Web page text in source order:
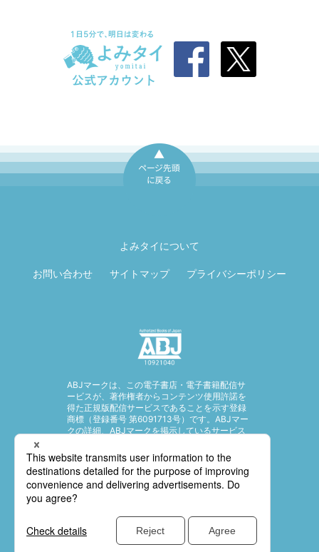
よみタイについて
お問い合わせ サイトマップ プライバシーポリシー
ABJマークは、この電子書店・電子書籍配信サ
ービスが、著作権者からコンテンツ使用許諾を
得た正規版配信サービスであることを示す登録
商標（登録番号 第6091713号）です。ABJマー
クの詳細、ABJマークを掲示しているサービス
© SHUEISHA Inc. All rights reserved.